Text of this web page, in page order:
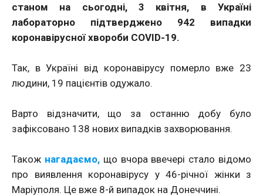
станом на сьогодні, 3 квітня, в Україні
лабораторно підтверджено 942 випадки
коронавірусної хвороби COVID-19.
Так, в Україні від коронавірусу померло вже 23
людини, 19 пацієнтів одужало.
Варто відзначити, що за останню добу було
зафіксовано 138 нових випадків захворювання.
Також нагадаємо, що вчора ввечері стало відомо
про виявлення коронавірусу у 46-річної жінки з
Маріуполя. Це вже 8-й випадок на Донеччині.